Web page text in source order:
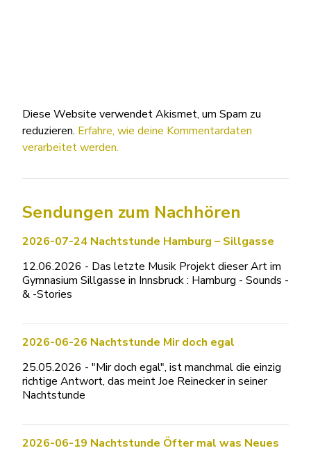
Diese Website verwendet Akismet, um Spam zu
reduzieren. Erfahre, wie deine Kommentardaten
verarbeitet werden.
Sendungen zum Nachhören
2026-07-24 Nachtstunde Hamburg – Sillgasse
12.06.2026 - Das letzte Musik Projekt dieser Art im
Gymnasium Sillgasse in Innsbruck : Hamburg - Sounds -
& -Stories
2026-06-26 Nachtstunde Mir doch egal
25.05.2026 - "Mir doch egal", ist manchmal die einzig
richtige Antwort, das meint Joe Reinecker in seiner
Nachtstunde
2026-06-19 Nachtstunde Öfter mal was Neues